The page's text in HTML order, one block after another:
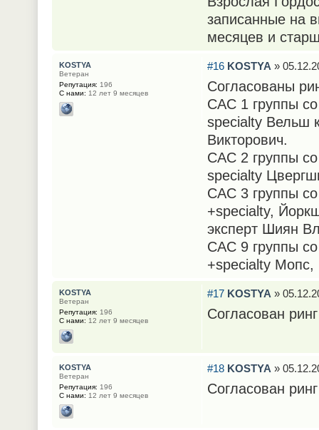
записанные на
месяцев и
#16 KOSTYA »
Согласованы
САС 1 группы
specialty Вельш
Викторович.
САС 2 группы
specialty
САС 3 группы
+specialty,
эксперт Шиян
САС 9 группы
+specialty Мопс,
KOSTYA
Ветеран
Репутация: 196
С нами: 12 лет 9 месяцев
#17 KOSTYA »
Согласован
KOSTYA
Ветеран
Репутация: 196
С нами: 12 лет 9 месяцев
#18 KOSTYA »
Согласован
KOSTYA
Ветеран
Репутация: 196
С нами: 12 лет 9 месяцев